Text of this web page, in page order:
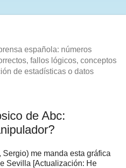
española: números
fallos lógicos, conceptos
de estadísticas o datos
de Abc:
me manda esta gráfica
Sevilla [Actualización: He